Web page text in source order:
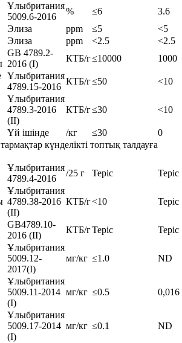
Ұлыбритания
5009.6-2016
% ≤6
3.6
Элиза ppm ≤5
<5
Элиза ppm <2.5
<2.5
GB 4789.2-
2016 (I)
КТБ/г≤10000 1000
Ұлыбритания
4789.15-2016
КТБ/г≤50 <10
Ұлыбритания
4789.3-2016
(II)
КТБ/г≤30 <10
Үй ішінде /кг ≤30
0
күнделікті топтық талдауға
Ұлыбритания
4789.4-2016
/25 г Теріс Теріс
Ұлыбритания
4789.38-2016
(II)
КТБ/г<10 Теріс
GB4789.10-
2016 (II)
КТБ/гТеріс Теріс
Ұлыбритания
5009.12-
2017(I)
мг/кг ≤1.0 ND
Ұлыбритания
5009.11-2014
(I)
мг/кг ≤0.5 0,016
Ұлыбритания
5009.17-2014
(I)
мг/кг ≤0.1 ND